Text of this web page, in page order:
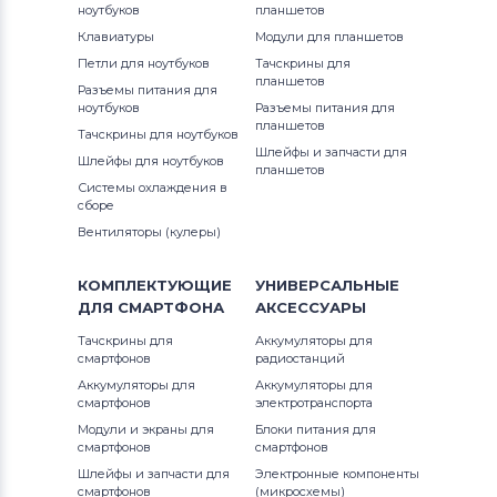
Аккумуляторы для ноутбуков
Thunderobot
Аккумуляторы для ноутбуков
Lenovo
Аккумуляторы для ноутбуков
Gateway
Аккумуляторы для ноутбуков
Аккумуляторы для ноутбуков
Advent
Аккумуляторы для ноутбуковHP
Аккумуляторы для ноутбуковMSI
Аккумуляторы для ноутбуков
G3 Series
G5 Series
G7
Inspiron
Inspiron 11
Inspiron 11z
Inspiron 13
Inspiron 14
Inspiron 14R
Inspiron 14V
12 (9250) D4308TB
12 (9250) D4505TB
12 (9250) D4508T
12 (9250) D4605TB
13-7390
13-9300 2020
ноутбуков
Клавиатуры
Петли для ноутбуков
Разъемы питания для
ноутбуков
Тачскрины для ноутбуков
Шлейфы для ноутбуков
Системы охлаждения в
сборе
Вентиляторы (кулеры)
планшетов
Модули для планшетов
Тачскрины для
планшетов
Разъемы питания для
планшетов
Шлейфы и запчасти для
планшетов
КОМПЛЕКТУЮЩИЕ
ДЛЯ СМАРТФОНА
Тачскрины для
смартфонов
Аккумуляторы для
смартфонов
Модули и экраны для
смартфонов
Шлейфы и запчасти для
смартфонов
УНИВЕРСАЛЬНЫЕ
АКСЕССУАРЫ
Аккумуляторы для
радиостанций
Аккумуляторы для
электротранспорта
Блоки питания для
смартфонов
Электронные компоненты
(микросхемы)